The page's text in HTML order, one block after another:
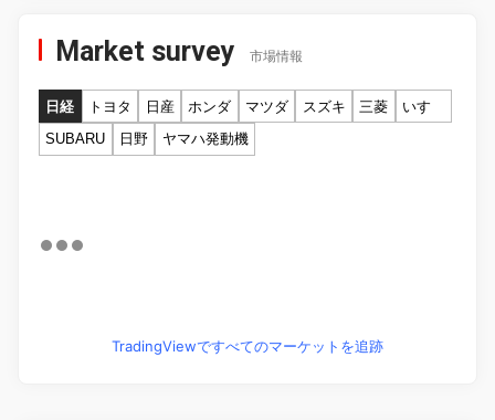
Market survey 市場情報
日経 トヨタ 日産 ホンダ マツダ スズキ 三菱
いすゞ
SUBARU
日野 ヤマハ発動機
TradingViewですべてのマーケットを追跡